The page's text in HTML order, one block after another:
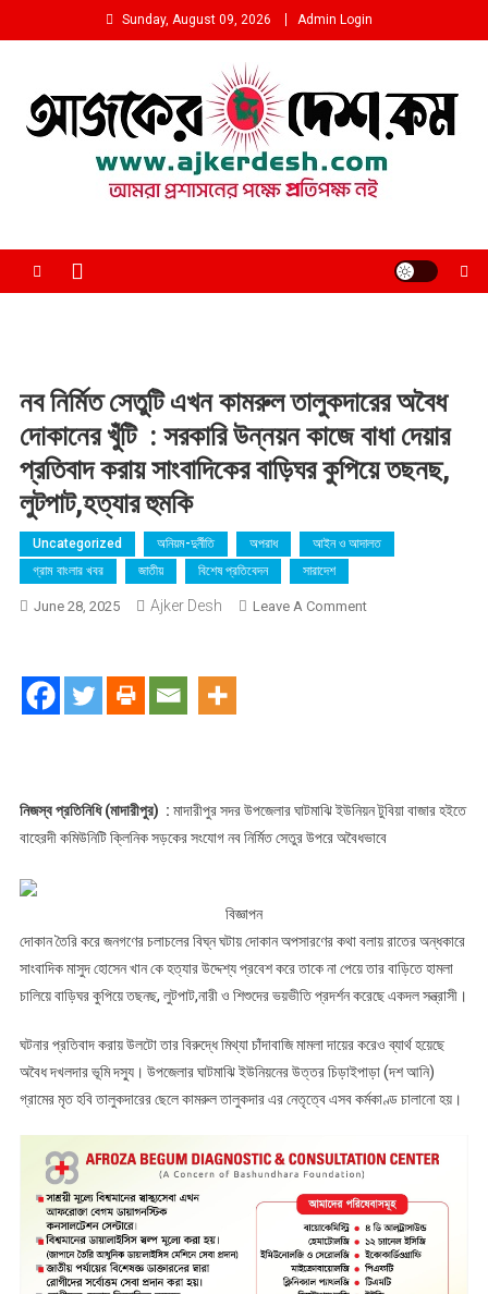
to
Sunday, August 09, 2026 Admin Login
নব নির্মিত সেতুটি এখন কামরুল তালুকদারের অবৈধ
দোকানের খুঁটি : সরকারি উন্নয়ন কাজে বাধা দেয়ার
প্রতিবাদ করায় সাংবাদিকের বাড়িঘর কুপিয়ে তছনছ,
লুটপাট,হত্যার হুমকি
Uncategorized অনিয়ম-দুর্নীতি অপরাধ
আইন ও আদালত
গ্রাম বাংলার খবর
জাতীয় বিশেষ প্রতিবেদন সারাদেশ
June 28, 2025 Ajker Desh Leave A CommentOn
দোকানের
খুঁটি
প্রতিবাদ
সাংবাদিকের
বাড়িঘর
কুপিয়ে
লুটপাট,হত্যার
নিজস্ব প্রতিনিধি (মাদারীপুর) : মাদারীপুর সদর উপজেলার ঘাটমাঝি ইউনিয়ন টুবিয়া বাজার হইতে
বাহেরদী কমিউনিটি ক্লিনিক সড়কের সংযোগ নব নির্মিত সেতুর উপরে অবৈধভাবে
বিজ্ঞাপন
দোকান তৈরি করে জনগণের চলাচলের বিঘ্ন ঘটায় দোকান অপসারণের কথা বলায় রাতের অন্ধকারে
সাংবাদিক মাসুদ হোসেন খান কে হত্যার উদ্দেশ্য প্রবেশ করে তাকে না পেয়ে তার বাড়িতে হামলা
চালিয়ে বাড়িঘর কুপিয়ে তছনছ, লুটপাট,নারী ও শিশুদের ভয়ভীতি প্রদর্শন করেছে একদল সন্ত্রাসী।
ঘটনার প্রতিবাদ করায় উলটো তার বিরুদ্ধে মিথ্যা চাঁদাবাজি মামলা দায়ের করেও ব্যার্থ হয়েছে
অবৈধ দখলদার ভূমি দস্যু। উপজেলার ঘাটমাঝি ইউনিয়নের উত্তর চিড়াইপাড়া (দশ আনি)
গ্রামের মৃত হবি তালুকদারের ছেলে কামরুল তালুকদার এর নেতৃত্বে এসব কর্মকাণ্ড চালানো হয়।